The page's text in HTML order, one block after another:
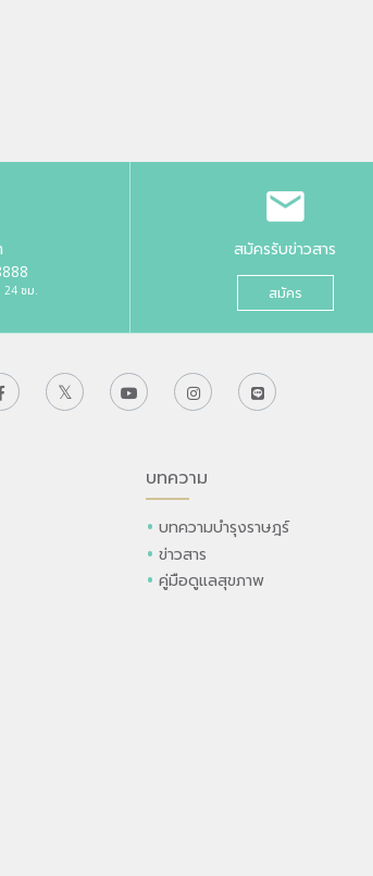
ชม.
สมัครรับข่าวสาร
สมัคร
บทความ
บทความบำรุงราษฎร์
ข่าวสาร
คู่มือดูแลสุขภาพ